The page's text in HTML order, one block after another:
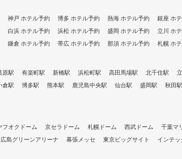
神戸 ホテル予約 博多 ホテル予約 熱海 ホテル予約 銀座 ホ
白浜 ホテル予約 浜松 ホテル予約 盛岡 ホテル予約 立川 ホ
鎌倉 ホテル予約 帯広 ホテル予約 那須 ホテル予約 札幌 ホ
原駅 有楽町駅 新橋駅 浜松町駅 高田馬場駅 北千住駅
倉駅 博多駅 熊本駅 鹿児島中央駅 仙台駅 盛岡駅 秋田駅
フオクドーム 京セラドーム 札幌ドーム 西武ドーム 千葉マ
広島グリーンアリーナ 幕張メッセ 東京ビッグサイト インテ